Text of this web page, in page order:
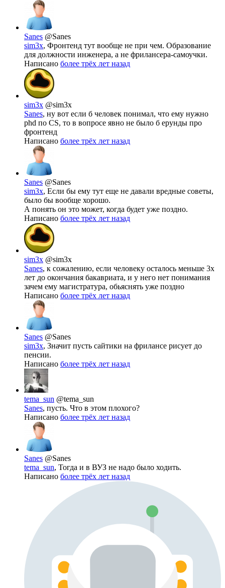
Sanes @Sanes
sim3x, Фронтенд тут вообще не при чем. Образование
для должности инженера, а не фрилансера-самоучки.
Написано более трёх лет назад
sim3x @sim3x
Sanes, ну вот если б человек понимал, что ему нужно
phd по CS, то в вопросе явно не было б ерунды про
фронтенд
Написано более трёх лет назад
Sanes @Sanes
sim3x, Если бы ему тут еще не давали вредные советы,
было бы вообще хорошо.
А понять он это может, когда будет уже поздно.
Написано более трёх лет назад
sim3x @sim3x
Sanes, к сожалению, если человеку осталось меньше 3х
лет до окончания бакавриата, и у него нет понимания
зачем ему магистратура, обьяснять уже поздно
Написано более трёх лет назад
Sanes @Sanes
sim3x, Значит пусть сайтики на фрилансе рисует до
пенсии.
Написано более трёх лет назад
tema_sun @tema_sun
Sanes, пусть. Что в этом плохого?
Написано более трёх лет назад
Sanes @Sanes
tema_sun, Тогда и в ВУЗ не надо было ходить.
Написано более трёх лет назад